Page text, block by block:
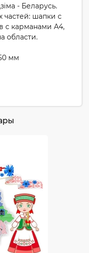
- Беларусь.
частей: шапки с
с карманами А4,
области.
мм